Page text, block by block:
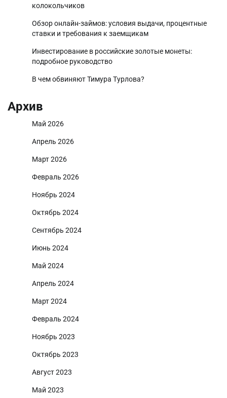
колокольчиков
Обзор онлайн-займов: условия выдачи, процентные
ставки и требования к заемщикам
Инвестирование в российские золотые монеты:
подробное руководство
В чем обвиняют Тимура Турлова?
Архив
Май 2026
Апрель 2026
Март 2026
Февраль 2026
Ноябрь 2024
Октябрь 2024
Сентябрь 2024
Июнь 2024
Май 2024
Апрель 2024
Март 2024
Февраль 2024
Ноябрь 2023
Октябрь 2023
Август 2023
Май 2023